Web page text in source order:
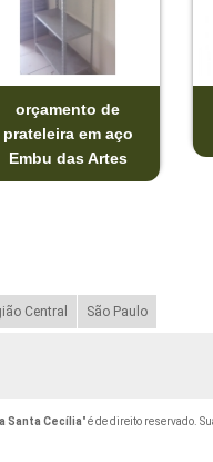
orçamento de
prateleira em aço
Embu das Artes
Central São Paulo
Santa Cecília" é de direito reservado.